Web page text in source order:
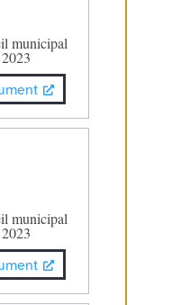
municipal
municipal